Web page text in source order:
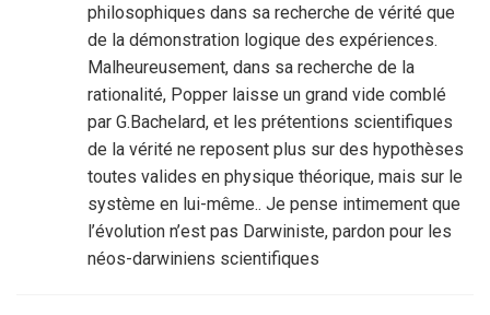
philosophiques dans sa recherche de vérité que
de la démonstration logique des expériences.
Malheureusement, dans sa recherche de la
rationalité, Popper laisse un grand vide comblé
par G.Bachelard, et les prétentions scientifiques
de la vérité ne reposent plus sur des hypothèses
toutes valides en physique théorique, mais sur le
système en lui-même.. Je pense intimement que
l’évolution n’est pas Darwiniste, pardon pour les
néos-darwiniens scientifiques